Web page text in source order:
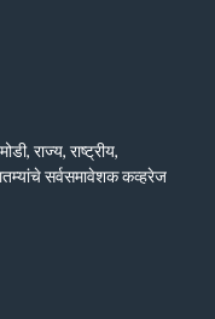
राज्य, राष्ट्रीय,
सर्वसमावेशक कव्हरेज